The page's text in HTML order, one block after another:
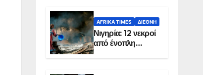
AFRIKA TIMES ΔΙΕΘΝΉ
Νιγηρία: 12 νεκροί
από ένοπλη
επίθεση σε χωριό